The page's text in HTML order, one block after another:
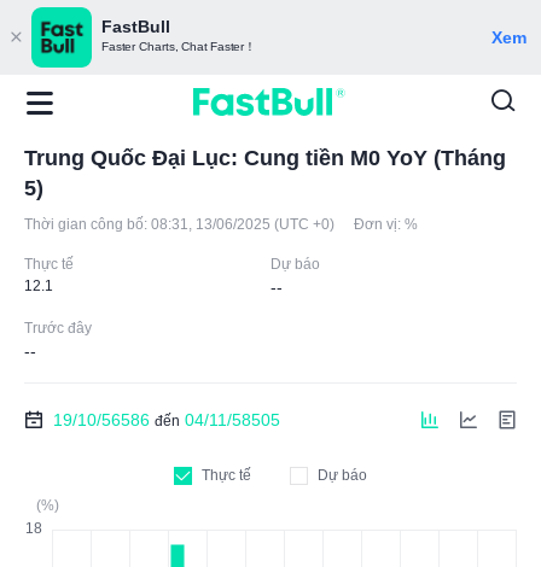
FastBull
Faster Charts, Chat Faster！ Xem
Trung Quốc Đại Lục: Cung tiền M0 YoY (Tháng
5)
Thời gian công bố: 08:31, 13/06/2025 (UTC +0) Đơn vị: %
Thực tế
12.1
Dự báo
--
Trước đây
--
19/10/56586 đến 04/11/58505
Thực tế
Dự báo
(%)